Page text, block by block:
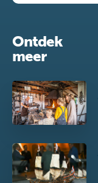
Ontdek
meer